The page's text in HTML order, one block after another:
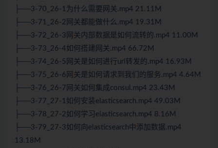
├──3-70_26-1为什么需要网关.mp4 21.11M
├──3-71_26-2网关都能做什么.mp4 19.31M
├──3-72_26-3网关内部数据是如何流转的.mp4 11.00M
├──3-73_26-4如何搭建网关.mp4 66.72M
├──3-74_26-5网关是如何进行url转发的.mp4 16.93M
├──3-75_26-6网关是如何请求到我们的服务.mp4 4.64M
├──3-76_26-7网关如何集成consul.mp4 23.43M
├──3-77_27-1如何安装elasticsearch.mp4 49.03M
├──3-78_27-2如何学习elasticsearch.mp4 8.16M
├──3-79_27-3如何向elasticsearch中添加数据.mp4
13.18M